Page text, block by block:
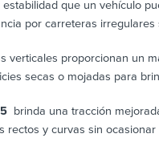
que un vehículo
por carreteras irregulares
proporcionan un
secas o mojadas para
brinda una tracción
y curvas sin